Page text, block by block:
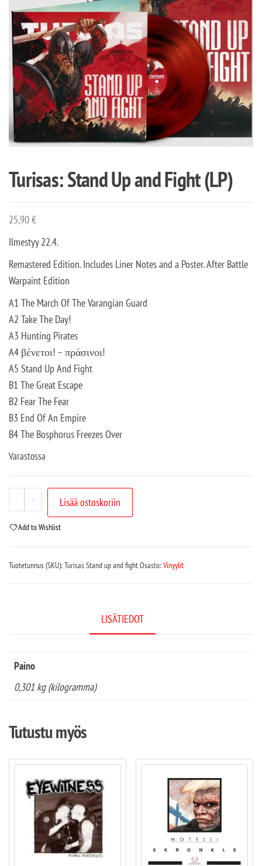
Turisas: Stand Up and Fight (LP)
25,90€
Ilmestyy 22.4.
Remastered Edition. Includes Liner Notes and a Poster. After Battle
Warpaint Edition
A1 The March Of The Varangian Guard
A2 Take The Day!
A3 Hunting Pirates
A4 βένετοι! – πράσινοι!
A5 Stand Up And Fight
B1 The Great Escape
B2 Fear The Fear
B3 End Of An Empire
B4 The Bosphorus Freezes Over
Varastossa
- + Lisää ostoskoriin
Add to Wishlist
Tuotetunnus (SKU):Turisas Stand up and fightOsasto:Vinyylit
LISÄTIEDOT
Paino
0,301 kg (kilogramma)
Tutustu myös